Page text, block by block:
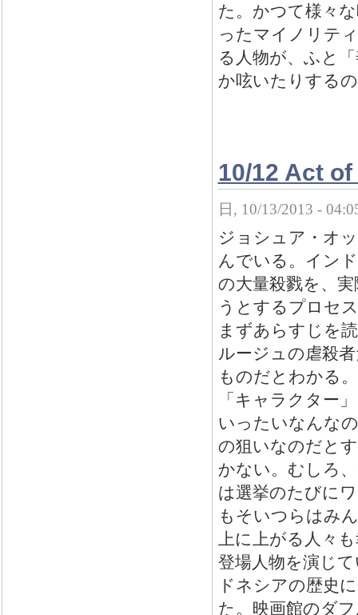
た。かつて様々
ったマイノリテ
る人物が、ふと
か呟いたりする
10/12 Act
日, 10/13/2013 -
ジョシュア・オ
んでいる。イン
の大量殺戮を、
うとするプロセ
まずあらすじを
ルージュの虐殺
ものだとわかる
「キャラクター
いったいなんな
の狙いなのだと
かない。むしろ
は選挙のたびに
もそいつらはみ
上に上がる人々
登場人物を演じ
ドネシアの歴史
た。映画館のダ